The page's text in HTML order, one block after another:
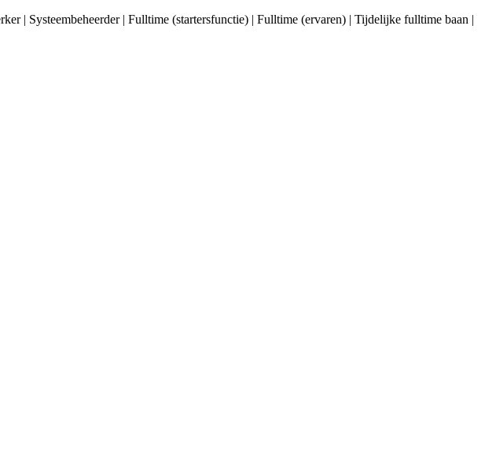
| Systeembeheerder | Fulltime (startersfunctie) | Fulltime (ervaren) | Tijdelijke fulltime baan |